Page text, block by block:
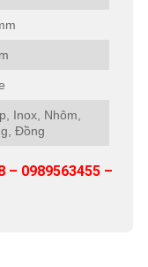
Inox, Nhôm,
Đồng
– 0989563455 –